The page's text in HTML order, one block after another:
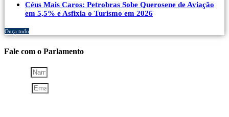
Céus Mais Caros: Petrobras Sobe Querosene de Aviação
em 5,5% e Asfixia o Turismo em 2026
Ouça tudo
Fale com o Parlamento